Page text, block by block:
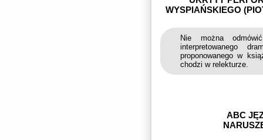
WYSPIAŃSKIEGO
Nie można
interpretowanego
proponowanego w
chodzi w relekturze.
ABC